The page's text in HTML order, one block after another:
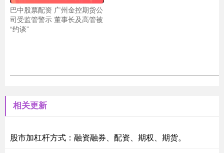
巴中股票配资 广州金控期货公
司受监管警示 董事长及高管被
“约谈”
相关更新
股市加杠杆方式：融资融券、配资、期权、期货。